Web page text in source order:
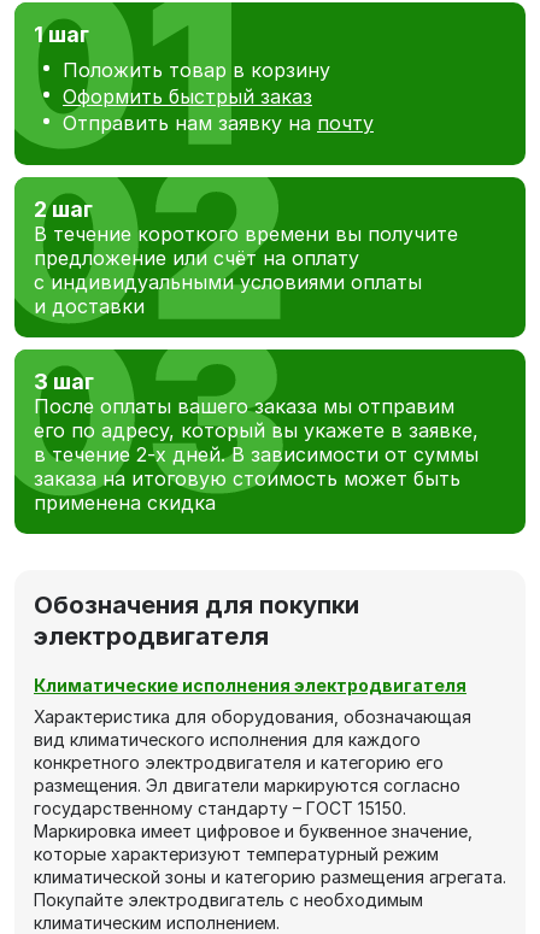
1 шаг
Положить товар в корзину
Оформить быстрый заказ
Отправить нам заявку на почту
2 шаг
В течение короткого времени вы получите
предложение или счёт на оплату
с индивидуальными условиями оплаты
и доставки
3 шаг
После оплаты вашего заказа мы отправим
его по адресу, который вы укажете в заявке,
в течение 2-х дней. В зависимости от суммы
заказа на итоговую стоимость может быть
применена скидка
Обозначения для покупки
электродвигателя
Климатические исполнения электродвигателя
Характеристика для оборудования, обозначающая
вид климатического исполнения для каждого
конкретного электродвигателя и категорию его
размещения. Эл двигатели маркируются согласно
государственному стандарту – ГОСТ 15150.
Маркировка имеет цифровое и буквенное значение,
которые характеризуют температурный режим
климатической зоны и категорию размещения агрегата.
Покупайте электродвигатель с необходимым
климатическим исполнением.